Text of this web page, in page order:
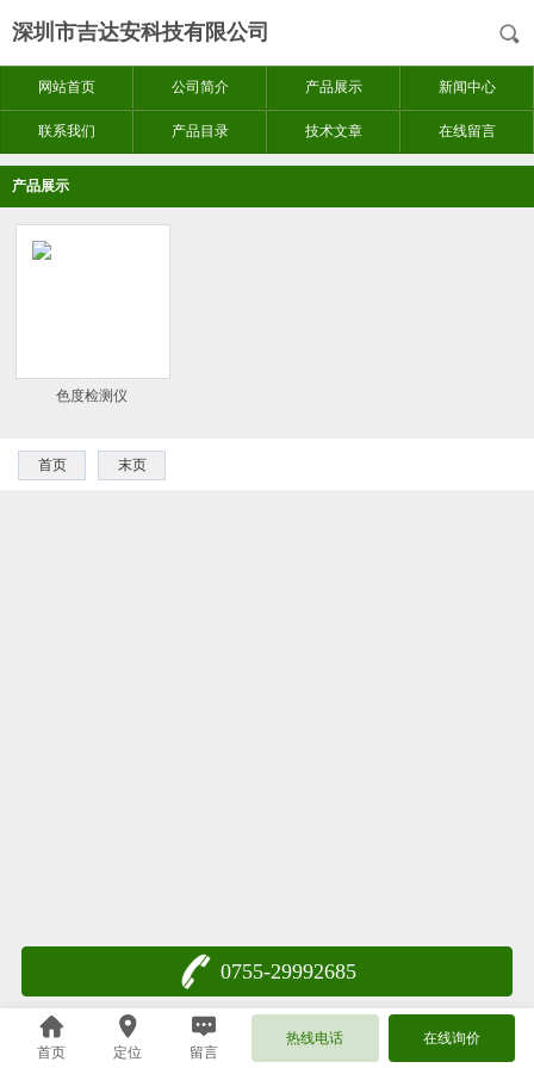
深圳市吉达安科技有限公司
网站首页 公司简介 产品展示 新闻中心
联系我们 产品目录 技术文章 在线留言
产品展示
色度检测仪
首页 末页
0755-29992685
首页 定位 留言
热线电话 在线询价